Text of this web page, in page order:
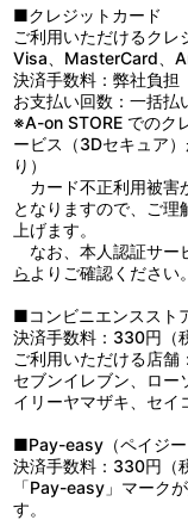
未満のお子様には絶対
●先端がとがっている
■クレジットカード
ご利用いただけるクレ
Visa、MasterCard、
決済手数料：弊社負担
お支払い回数：一括払
※A-on STORE でのク
ービス（3Dセキュア
り）
カード不正利用被害
となりますので、ご理
上げます。
なお、本人認証サー
ら よりご確認ください。
■コンビニエンススト
決済手数料：330円（
ご利用いただける店舗：
セブンイレブン、ロー
イリーヤマザキ、セイ
■Pay-easy（ペイジー
決済手数料：330円（
「Pay-easy」マーク
す。